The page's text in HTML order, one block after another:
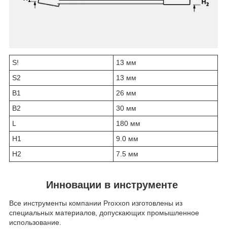
S!
13 мм
S2
13 мм
В1
26 мм
B2
30 мм
L
180 мм
H1
9.0 мм
H2
7.5 мм
Инновации в инструменте
Все инструменты компании Proxxon изготовлены из
специальных материалов, допускающих промышленное
использование.